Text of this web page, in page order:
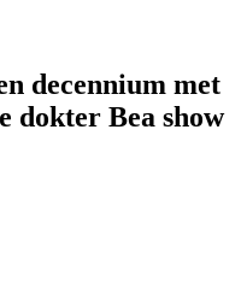
decennium met
dokter Bea show